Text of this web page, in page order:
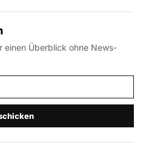
einen Überblick ohne News-